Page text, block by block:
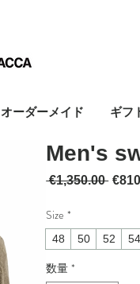
オーダーメイド ギフ
Men's
€1,350.00 通常
Size *
48 50 52 54
数量 *